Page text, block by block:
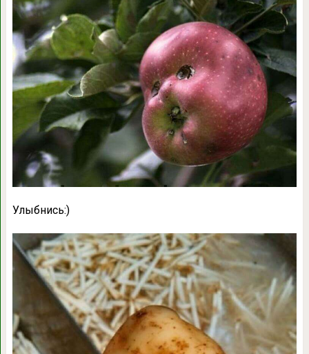
Улыбнись:)